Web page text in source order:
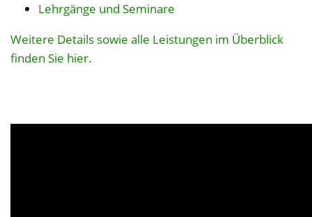
Lehrgänge und Seminare
Weitere Details sowie alle Leistungen im Überblick
finden Sie hier.